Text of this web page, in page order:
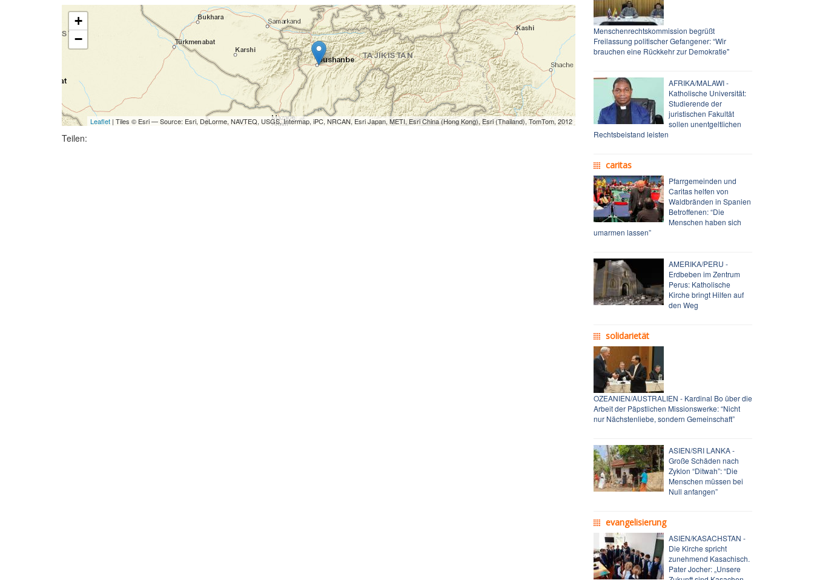
+
−
Leaflet| Tiles © Esri — Source: Esri, DeLorme, NAVTEQ, USGS, Intermap, iPC, NRCAN, Esri Japan, METI, Esri China (Hong Kong), Esri (Thailand), TomTom, 2012
Teilen:
Menschenrechtskommission begrüßt
Freilassung politischer Gefangener: “Wir
brauchen eine Rückkehr zur Demokratie"
AFRIKA/MALAWI -
Katholische Universität:
Studierende der
juristischen Fakultät
sollen unentgeltlichen
Rechtsbeistand leisten
caritas
Pfarrgemeinden und
Caritas helfen von
Waldbränden in Spanien
Betroffenen: “Die
Menschen haben sich
umarmen lassen”
AMERIKA/PERU -
Erdbeben im Zentrum
Perus: Katholische
Kirche bringt Hilfen auf
den Weg
solidarietät
OZEANIEN/AUSTRALIEN - Kardinal Bo über die
Arbeit der Päpstlichen Missionswerke: “Nicht
nur Nächstenliebe, sondern Gemeinschaft”
ASIEN/SRI LANKA -
Große Schäden nach
Zyklon “Ditwah”: “Die
Menschen müssen bei
Null anfangen”
evangelisierung
ASIEN/KASACHSTAN -
Die Kirche spricht
zunehmend Kasachisch.
Pater Jocher: „Unsere